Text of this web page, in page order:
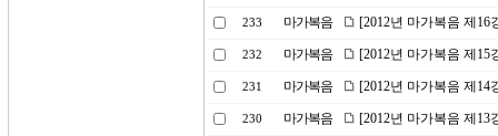
233 마가복음 [2012년 마가복음 제
232 마가복음 [2012년 마가복음 제15
231 마가복음 [2012년 마가복음 제14
230 마가복음 [2012년 마가복음 제